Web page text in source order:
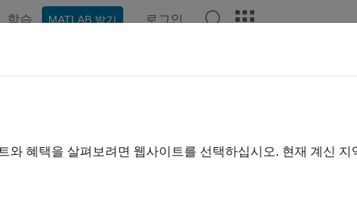
학습 MATLAB 받기 로그인
지는 기계 번역을 사용하여 번역되었습니다. 영어 원문을 보려
함
와 혜택을 살펴보려면 웹사이트를 선택하십시오. 현재 계신 지